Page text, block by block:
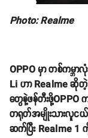
Photo: Realme
OPPO မှာ တစ်ကမ္ဘာ
Li ဟာ Realme
တွေနဲ့ဖန်တီးဖို့OPPO
တရုတ်အမျိုးသားလူင
ဆက်ပြီး Realme 1